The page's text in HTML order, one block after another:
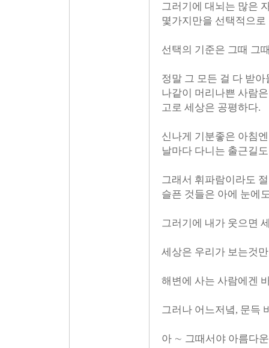
그러기에 대뇌는 많은
몇가지만을 선택적으
선택의 기준은 그때 그
정말 그 모든 걸 다 받
나같이 머리나쁜 사람
고로 세상은 공평하다.
신나게 기분좋은 아침엔
날마다 다니는 출근길
그래서 휘파람이라도
슬픈 것들은 아에 눈에
그러기에 내가 웃으면
세상은 우리가 보는것
해변에 사는 사람에겐
그러나 어느저녘, 문득
아 ∼ 그때서야 아름다